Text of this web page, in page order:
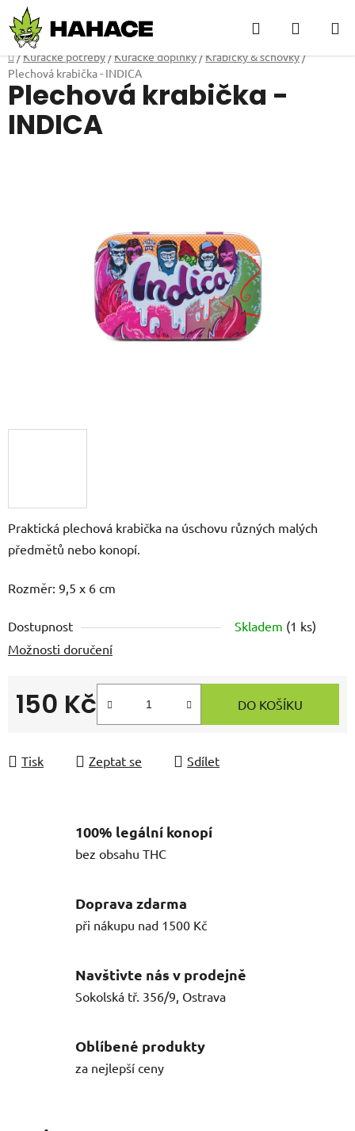
Přejít
na
obsah
Hledat
KOŠÍK
Domů
/Kuřácké potřeby/Kuřácké doplňky/Krabičky & schovky/
Plechová krabička - INDICA
Praktická plechová krabička na úschovu různých malých
předmětů nebo konopí.
Rozměr: 9,5 x 6 cm
Dostupnost Skladem (1 ks)
Možnosti doručení
150 Kč DO KOŠÍKU
Tisk Zeptat se Sdílet
Plechová krabička -
INDICA
100% legální konopí
bez obsahu THC
Doprava zdarma
při nákupu nad 1500 Kč
Navštivte nás v prodejně
Sokolská tř. 356/9, Ostrava
Oblíbené produkty
za nejlepší ceny